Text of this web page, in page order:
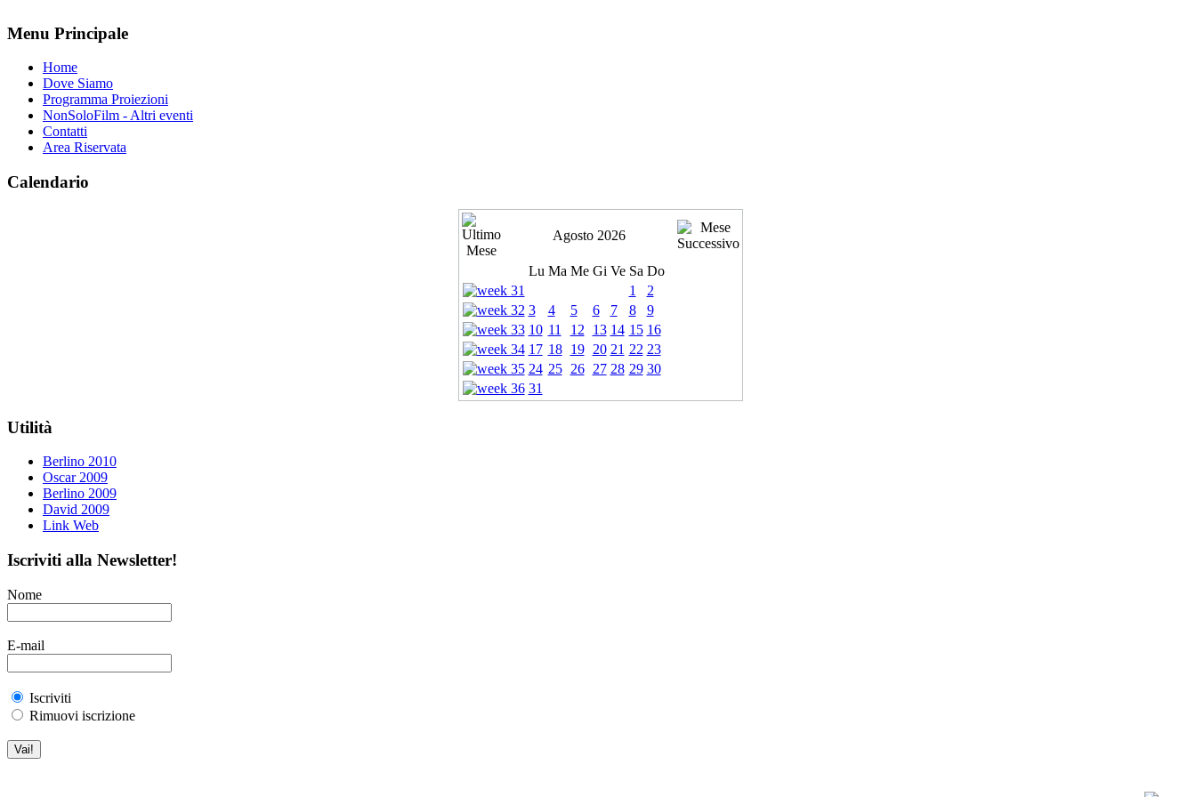
Menu Principale
Home
Dove Siamo
Programma Proiezioni
NonSoloFilm - Altri eventi
Contatti
Area Riservata
Calendario
Agosto 2026
Lu Ma Me Gi Ve Sa Do
1
2
3
4 5 6 7 8
9
10 11 12 13 14 15 16
17 18 19 20 21 22 23
24 25 26 27 28 29 30
31
Utilità
Berlino 2010
Oscar 2009
Berlino 2009
David 2009
Link Web
Iscriviti alla Newsletter!
Nome
E-mail
Iscriviti
Rimuovi iscrizione